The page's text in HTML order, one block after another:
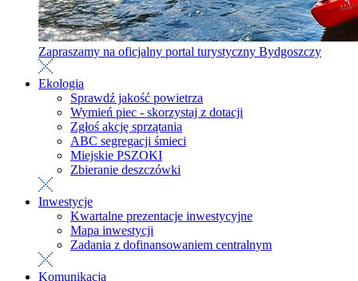
Zapraszamy na oficjalny portal turystyczny Bydgoszczy
Ekologia
Sprawdź jakość powietrza
Wymień piec - skorzystaj z dotacji
Zgłoś akcję sprzątania
ABC segregacji śmieci
Miejskie PSZOKI
Zbieranie deszczówki
Inwestycje
Kwartalne prezentacje inwestycyjne
Mapa inwestycji
Zadania z dofinansowaniem centralnym
Komunikacja